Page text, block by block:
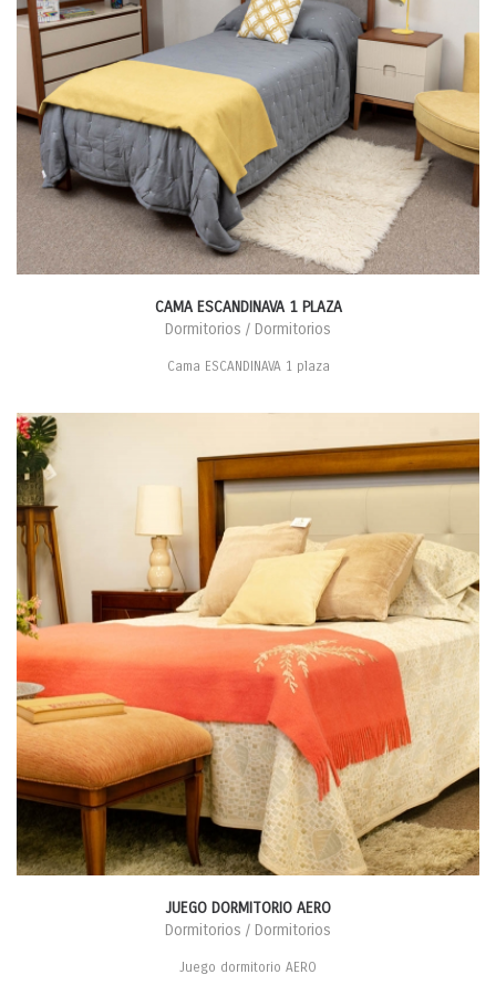
CAMA ESCANDINAVA 1 PLAZA
Dormitorios / Dormitorios
Cama ESCANDINAVA 1 plaza
JUEGO DORMITORIO AERO
Dormitorios / Dormitorios
Juego dormitorio AERO